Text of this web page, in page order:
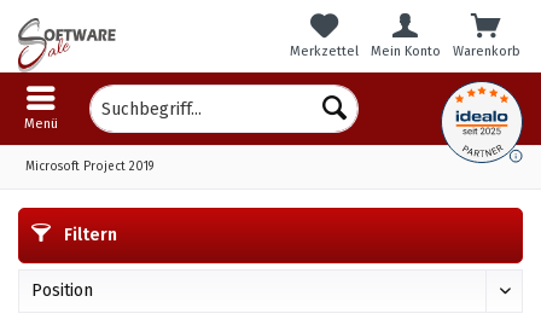
Warenkorb
Merkzettel Mein Konto
Menü
Microsoft Project 2019
Filtern